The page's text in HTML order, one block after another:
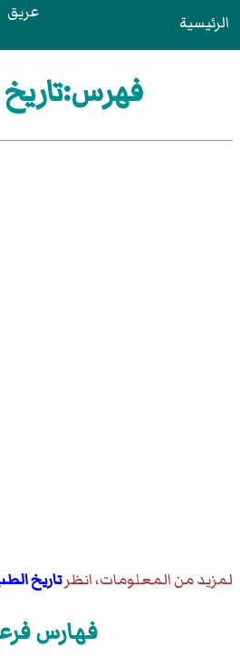
الرئيسية عريق
لمزيد من المعلومات، انظرتاريخ
فهارس